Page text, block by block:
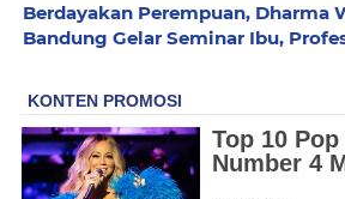
Berdayakan Perempuan, Dharma
Bandung Gelar Seminar Ibu,